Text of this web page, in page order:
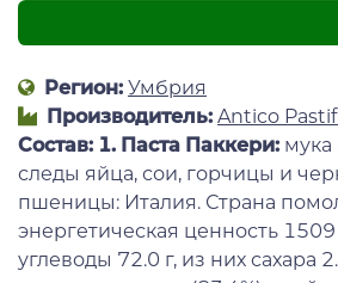
Регион: Умбрия
Производитель: Antico
Состав: 1. Паста Паккери:
следы яйца, сои, горчицы и
пшеницы: Италия. Страна
энергетическая ценность
углеводы 72.0 г, из них сахара